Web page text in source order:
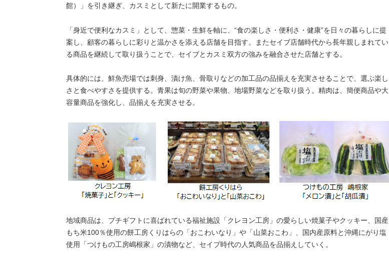
館）」を引き継ぎ、カスミとして新たに開業するもの。
「身近で便利なカスミ」として、惣菜・生鮮を軸に、“食の楽しさ・便利さ・健康”を日々の暮らしに提
案し、顧客の暮らしに彩りと温かさを添える店舗を目指す。またセイブ店舗時代から長年親しまれてい
る商品を継続して取り扱うことで、セイブとカスミ双方の強みを融合させた店舗とする。
具体的には、鮮魚売場では刺身、漬け魚、骨取りなどの加工品の品揃えを充実させることで、選ぶ楽し
さと食べやすさを提供する。青果は旬の野菜や果物、地場野菜などを取り扱う。精肉は、簡便商品や大
容量商品を強化し、品揃えを充実させる。
地域商品は、プチギフトに喜ばれている福祉施設「クレヨン工房」の愛らしい焼菓子やクッキー、国産
もち米100％使用の餅工房くりはらの「おこわいなり」や「山菜おこわ」、国内産原料と沖縄にがり塩
使用「つけもの工房嶋根家」の漬物など、セイブ時代の人気商品を品揃えしていく。